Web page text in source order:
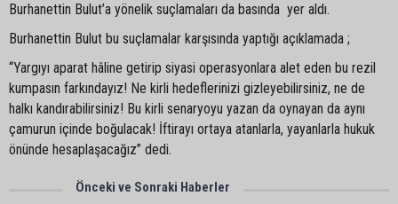
Burhanettin Bulut’a yönelik suçlamaları da basında yer aldı.
Burhanettin Bulut bu suçlamalar karşısında yaptığı açıklamada ;
“Yargıyı aparat hâline getirip siyasi operasyonlara alet eden bu rezil
kumpasın farkındayız! Ne kirli hedeflerinizi gizleyebilirsiniz, ne de
halkı kandırabilirsiniz! Bu kirli senaryoyu yazan da oynayan da aynı
çamurun içinde boğulacak! İftirayı ortaya atanlarla, yayanlarla hukuk
önünde hesaplaşacağız” dedi.
Önceki ve Sonraki Haberler